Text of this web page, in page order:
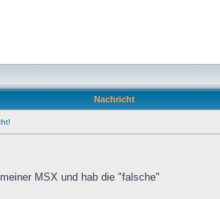
Nachricht
MSX und hab die "falsche"